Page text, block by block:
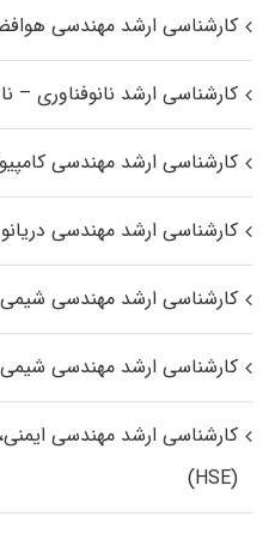
کارشناسی ارشد مهندسی
کارشناسی ارشد نانوفناوری –
کارشناسی ارشد مهندسی
کارشناسی ارشد مهندسی
کارشناسی ارشد مهندسی شیمی
کارشناسی ارشد مهندسی شیمی
کارشناسی ارشد مهندسی
(HSE)